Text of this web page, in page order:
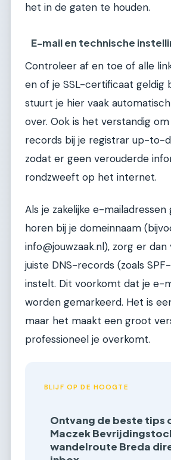
het in de gaten te houden.
E-mail en technische
Controleer af en toe of alle
en of je SSL-certificaat geldig
stuurt je hier vaak
over. Ook is het verstandig
records bij je registrar up-to-
zodat er geen verouderde
rondzweeft op het internet.
Als je zakelijke e-
horen bij je domeinnaam
info@jouwzaak.nl), zorg er
juiste DNS-records (zoals
instelt. Dit voorkomt dat je e-
worden gemarkeerd. Het is
maar het maakt een groot
professioneel je overkomt.
BLIJF OP DE HOOGTE
Ontvang de beste tips
Maczek
wandelroute Breda